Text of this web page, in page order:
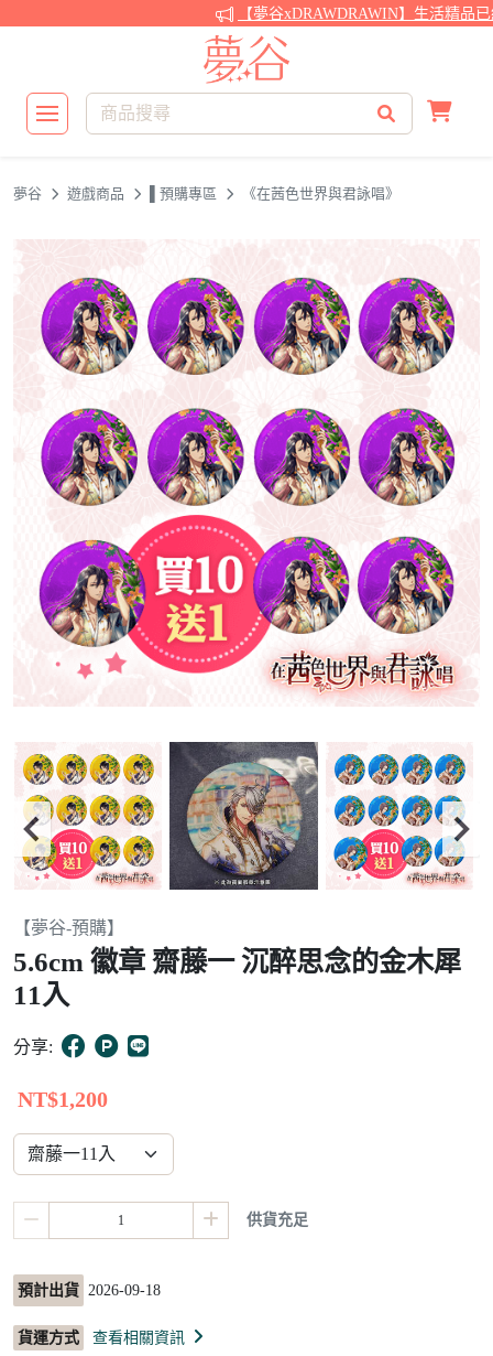
【夢谷xDRAWDRAWIN】生活精品已
夢谷 遊戲商品 ▌預購專區 《在茜色世界與君詠唱》
Item
2
8
【夢谷-預購】
5.6cm 徽章 齋藤一 沉醉思念的金木犀
11入
分享:
NT$1,200
供貨充足
預計出貨 2026-09-18
貨運方式 查看相關資訊